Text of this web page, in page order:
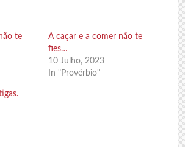
te
A caçar e a comer não te
fies…
10 Julho, 2023
In "Provérbio"